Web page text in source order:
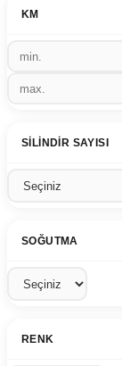
KM
SILINDIR SAYISI
SOĞUTMA
RENK